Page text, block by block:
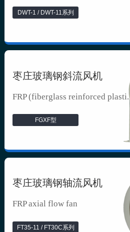
DWT-1 / DWT-11系列
枣庄玻璃钢斜流风机
FRP (fiberglass reinforced plasti...
FGXF型
枣庄玻璃钢轴流风机
FRP axial flow fan
FT35-11 / FT30C系列